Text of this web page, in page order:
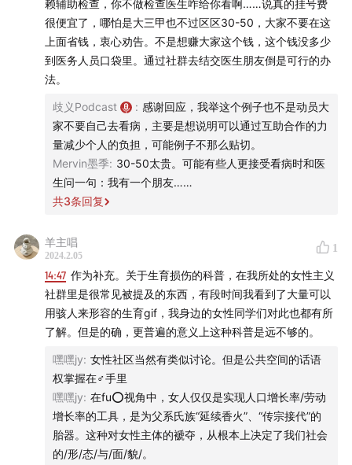
赖辅助检查，你不做检查医生咋给你看啊……说真的挂号费
很便宜了，哪怕是大三甲也不过区区30-50，大家不要在这
上面省钱，衷心劝告。不是想赚大家这个钱，这个钱没多少
到医务人员口袋里。通过社群去结交医生朋友倒是可行的办
法。
歧义Podcast : 感谢回应，我举这个例子也不是动员大
家不要自己去看病，主要是想说明可以通过互助合作的力
量减少个人的负担，可能例子不那么贴切。
Mervin墨季: 30-50太贵。可能有些人更接受看病时和医
生问一句：我有一个朋友……
共3条回复
羊主唱
2024.2.05
1
14:47 作为补充。关于生育损伤的科普，在我所处的女性主义
社群里是很常见被提及的东西，有段时间我看到了大量可以
用骇人来形容的生育gif，我身边的女性同学们对此也都有所
了解。但是的确，更普遍的意义上这种科普是远不够的。
嘿嘿jy: 女性社区当然有类似讨论。但是公共空间的话语
权掌握在♂手里
嘿嘿jy: 在fu⭕️视角中，女人仅仅是实现人口增长率/劳动
增长率的工具，是为父系氏族“延续香火”、“传宗接代”的
胎器。这种对女性主体的褫夺，从根本上决定了我们社会
的/形/态/与/面/貌/。